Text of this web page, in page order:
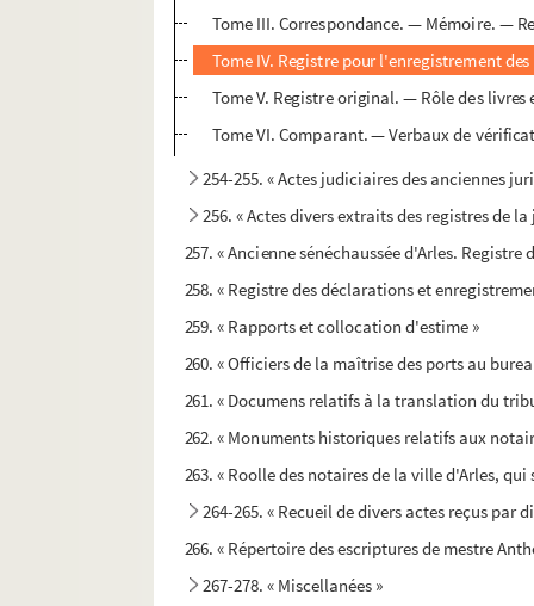
Tome III. Correspondance. — Mémoire. —
Tome IV. Registre pour l'enregistrement
Tome V. Registre original. — Rôle des
Tome VI. Comparant. — Verbaux de
254-255. « Actes judiciaires des anciennes
256. « Actes divers extraits des registres de
257. « Ancienne sénéchaussée d'Arles.
258. « Registre des déclarations et
259. « Rapports et collocation d'estime »
260. « Officiers de la maîtrise des ports au
261. « Documens relatifs à la translation du
262. « Monuments historiques relatifs aux
263. « Roolle des notaires de la ville d'Arles,
264-265. « Recueil de divers actes reçus par
266. « Répertoire des escriptures de mestre
267-278. « Miscellanées »